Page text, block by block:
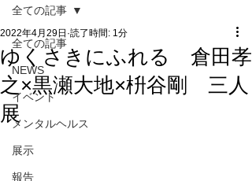
全ての記事
NEWS
イベント
メンタルヘルス
展示
報告
全ての記事
ゆくさきにふれる 倉田孝
之×黒瀬大地×枡谷剛 三人
展
2022年4月29日 読了時間: 1分